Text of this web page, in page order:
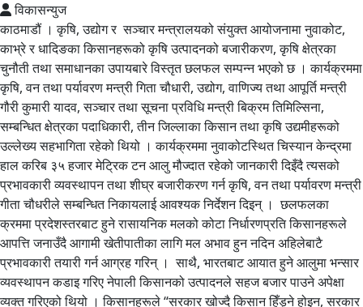
विकासन्युज
काठमाडौं । कृषि, उद्योग र सञ्चार मन्त्रालयको संयुक्त आयोजनामा नुवाकोट,
काभ्रे र धादिङका किसानहरूको कृषि उत्पादनको बजारीकरण, कृषि क्षेत्रका
चुनौती तथा समाधानका उपायबारे विस्तृत छलफल सम्पन्न भएको छ । कार्यक्रममा
कृषि, वन तथा पर्यावरण मन्त्री गिता चौधारी, उद्योग, वाणिज्य तथा आपूर्ति मन्त्री
गौरी कुमारी यादव, सञ्चार तथा सूचना प्रविधि मन्त्री बिक्रम तिमिल्सिना,
सम्बन्धित क्षेत्रका पदाधिकारी, तीन जिल्लाका किसान तथा कृषि उद्यमीहरूको
उल्लेख्य सहभागिता रहेको थियो । कार्यक्रममा नुवाकोटस्थित चिस्यान केन्द्रमा
हाल करिब ३५ हजार मेट्रिक टन आलु मौज्दात रहेको जानकारी दिइँदै त्यसको
प्रभावकारी व्यवस्थापन तथा शीघ्र बजारीकरण गर्न कृषि, वन तथा पर्यावरण मन्त्री
गीता चौधरीले सम्बन्धित निकायलाई आवश्यक निर्देशन दिइन् । छलफलका
क्रममा प्रदेशस्तरबाट हुने रासायनिक मलको कोटा निर्धारणप्रति किसानहरूले
आपत्ति जनाउँदै आगामी खेतीपातीका लागि मल अभाव हुन नदिन अहिलेबाटै
प्रभावकारी तयारी गर्न आग्रह गरिन् । साथै, भारतबाट आयात हुने आलुमा भन्सार
व्यवस्थापन कडाइ गरिए नेपाली किसानको उत्पादनले सहज बजार पाउने अपेक्षा
व्यक्त गरिएको थियो । किसानहरूले “सरकार खोज्दै किसान हिँड्ने होइन, सरकार